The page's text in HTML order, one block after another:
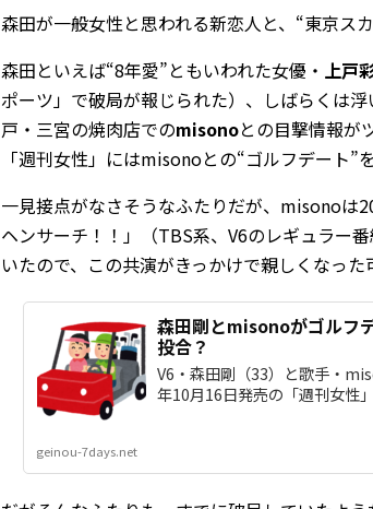
森田が一般女性と思われる新恋人と、“東京ス
森田といえば“8年愛”ともいわれた女優・ 上戸
ポーツ」で破局が報じられた）、しばらくは
戸・三宮の焼肉店でのmisonoとの目撃情報が
「週刊女性」にはmisonoとの“ゴルフデート”
一見接点がなさそうなふたりだが、misonoは
ヘンサーチ！！」（TBS系、V6のレギュラー
いたので、この共演がきっかけで親しくなった
森田剛とmisonoがゴルフ
投合？
V6・森田剛（33）と歌手・
年10月16日発売の「週刊女性
geinou-7days.net